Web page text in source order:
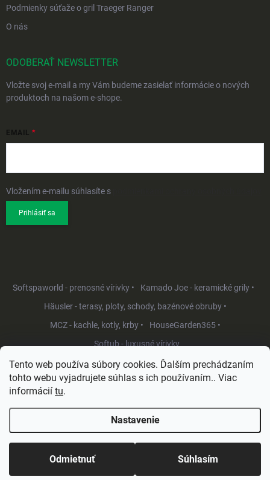
Tento web používa súbory cookies. Ďalším prechádzaním
tohto webu vyjadrujete súhlas s ich používaním.. Viac
informácií tu.
Nastavenie
Odmietnuť Súhlasím
Podmienky súťaže o gril Traeger Ranger
O nás
ODOBERAŤ NEWSLETTER
Vložte svoj e-mail a my Vám budeme zasielať informácie o nových
produktoch na našom e-shope.
EMAIL
Vložením e-mailu súhlasíte s
Prihlásiť sa
Softspaworld - prenosné vírivky •
Kamado Joe - keramické grily •
Häusler - terasy, ploty, schody, bazénové obruby •
MCZ - kachle, kotly, krby •
HouseGarden365 •
Softub - luxusné vírivky
Vytvoril Shoptet
Copyright 2026HouseGarden.sk. Všetky práva vyhradené.Upraviť